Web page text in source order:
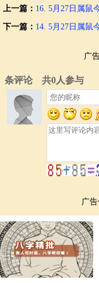
上一篇： 16. 5月27日属鼠
下一篇： 14. 5月27日属鼠
广
广